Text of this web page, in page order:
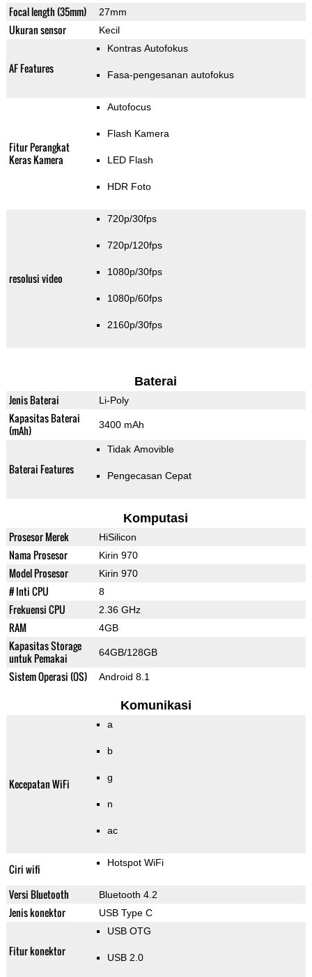
Focal length (35mm)
27mm
Ukuran sensor Kecil
AF Features
Kontras Autofokus
Fasa-pengesanan autofokus
Fitur Perangkat
Keras Kamera
Autofocus
Flash Kamera
LED Flash
HDR Foto
resolusi video
720p/30fps
720p/120fps
1080p/30fps
1080p/60fps
2160p/30fps
Baterai
Jenis Baterai Li-Poly
Kapasitas Baterai
(mAh)
3400 mAh
Baterai Features
Tidak Amovible
Pengecasan Cepat
Komputasi
Prosesor Merek HiSilicon
Nama Prosesor Kirin 970
Model Prosesor Kirin 970
# Inti CPU 8
Frekuensi CPU 2.36 GHz
RAM 4GB
Kapasitas Storage
untuk Pemakai
64GB/128GB
Sistem Operasi (OS) Android 8.1
Komunikasi
Kecepatan WiFi
a
b
g
n
ac
Ciri wifi Hotspot WiFi
Versi Bluetooth Bluetooth 4.2
Jenis konektor USB Type C
Fitur konektor
USB OTG
USB 2.0